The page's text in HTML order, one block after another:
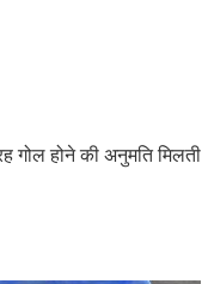
गोल होने की अनुमति मिलती